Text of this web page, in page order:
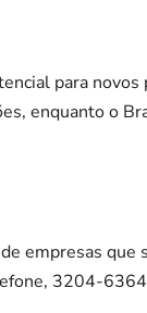
para
enquanto o
empresas
3204-